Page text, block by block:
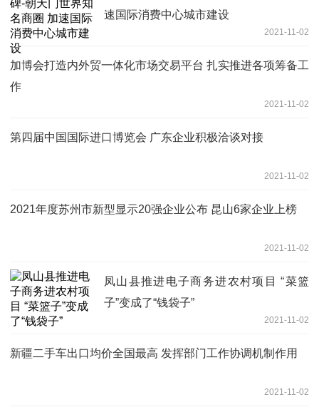
速国际消费中心城市建设
2021-11-02
加博会打造内外贸一体化市场交易平台 扎实推进各项筹备工
作
2021-11-02
第四届中国国际进口博览会 广东企业积极洽谈对接
2021-11-02
2021年度苏州市新型显示20强企业公布 昆山6家企业上榜
2021-11-02
凤山县推进电子商务进农村项目 “菜篮
子”变成了“钱袋子”
2021-11-02
新疆二手车出口均价全国最高 发挥部门工作协调机制作用
2021-11-02